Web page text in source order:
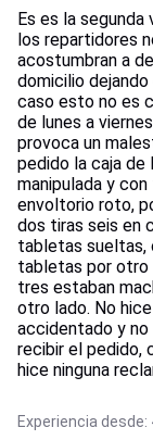
Es es la
los repartidores
acostumbran a
domicilio
caso esto no es
de lunes a
provoca un
pedido la caja de
manipulada y
envoltorio roto,
dos tiras seis en
tabletas
tabletas por otro
tres estaban
otro lado. No
accidentado y
recibir el pedido,
hice ninguna
Experiencia desde: